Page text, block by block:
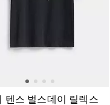
텐스 벌스데이 릴렉스